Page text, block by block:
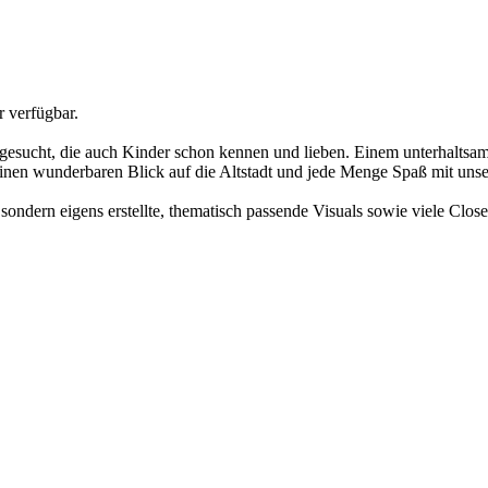
verfügbar.
die auch Kinder schon kennen und lieben. Einem
wunderbaren Blick auf die Altstadt und jede Menge Spaß mit
eigens erstellte, thematisch passende Visuals sowie viele